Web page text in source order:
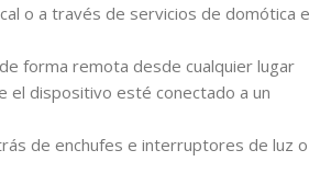
o a través de servicios de domótica
forma remota desde cualquier lugar
el dispositivo esté conectado a un
de enchufes e interruptores de luz o